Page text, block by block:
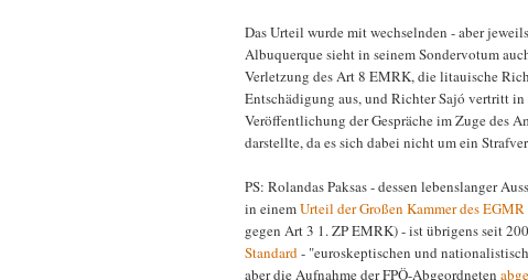
Das Urteil wurde mit wechselnden - aber
Albuquerque sieht in seinem Sondervotum
Verletzung des Art 8 EMRK, die litauische
Entschädigung aus, und Richter Sajó vertritt
Veröffentlichung der Gespräche im Zuge des
darstellte, da es sich dabei nicht um ein
PS: Rolandas Paksas - dessen lebenslanger
in einemUrteil der Großen Kammer des
gegen Art 3 1. ZP EMRK) - ist übrigens seit
Standard- "euroskeptischen und
aber die Aufnahme der FPÖ-Abgeordneten